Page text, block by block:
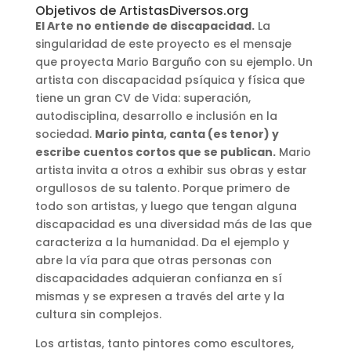
Objetivos de ArtistasDiversos.org
El Arte no entiende de discapacidad.La
singularidad de este proyecto es el mensaje
que proyecta Mario Barguño con su ejemplo. Un
artista con discapacidad psíquica y física que
tiene un gran CV de Vida: superación,
autodisciplina, desarrollo e inclusión en la
sociedad. Mario pinta, canta (es tenor) y
escribe cuentos cortos que se publican.Mario
artista invita a otros a exhibir sus obras y estar
orgullosos de su talento. Porque primero de
todo son artistas, y luego que tengan alguna
discapacidad es una diversidad más de las que
caracteriza a la humanidad. Da el ejemplo y
abre la vía para que otras personas con
discapacidades adquieran confianza en sí
mismas y se expresen a través del arte y la
cultura sin complejos.
Los artistas, tanto pintores como escultores,